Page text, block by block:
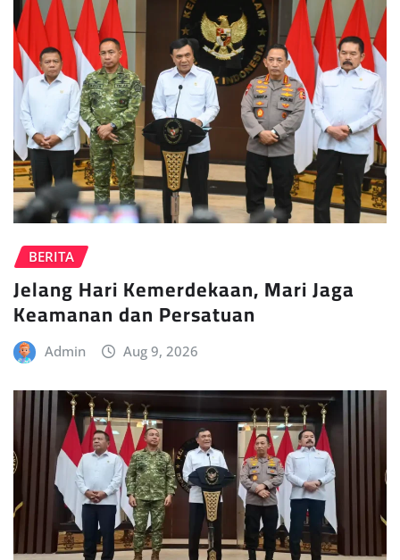
BERITA
Jelang Hari Kemerdekaan, Mari Jaga
Keamanan dan Persatuan
Admin Aug 9, 2026